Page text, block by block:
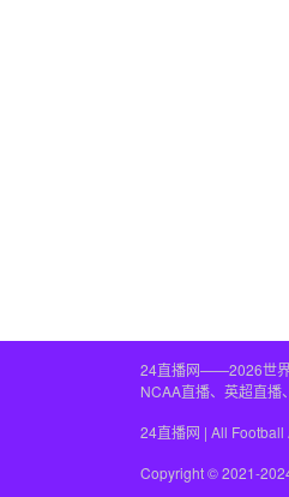
24直播网——2026世界
NCAA直播、英超直播
24直播网 | All Football
Copyright © 2021-